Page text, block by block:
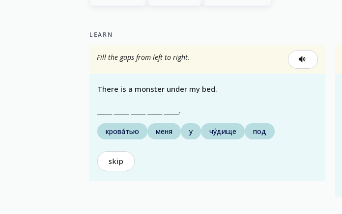
LEARN
Fill the gaps from left to right.
There is a monster under my bed.
_____ _____ _____ _____ _____.
крова́тью меня у чу́дище под
skip